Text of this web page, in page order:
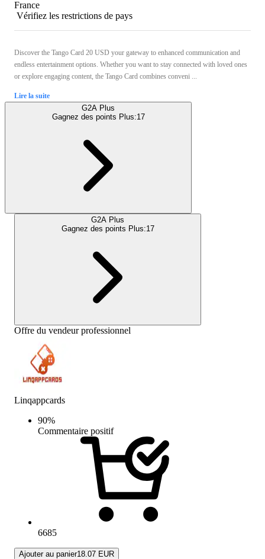
France
Vérifiez les restrictions de pays
Discover the Tango Card 20 USD your gateway to enhanced communication and
endless entertainment options. Whether you want to stay connected with loved ones
or explore engaging content, the Tango Card combines conveni ...
Lire la suite
G2A Plus
Gagnez des points Plus:17
G2A Plus
Gagnez des points Plus:17
Offre du vendeur professionnel
Linqappcards
90%
Commentaire positif
6685
Ajouter au panier18.07 EUR